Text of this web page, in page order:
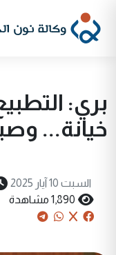
بري:
خيانة...
السبت 10 آيار 2025
1,890 مشاهدة